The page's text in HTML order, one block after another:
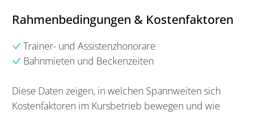
Rahmenbedingungen & Kostenfaktoren
Trainer- und Assistenzhonorare
Bahnmieten und Beckenzeiten
Diese Daten zeigen, in welchen Spannweiten sich
Kostenfaktoren im Kursbetrieb bewegen und wie